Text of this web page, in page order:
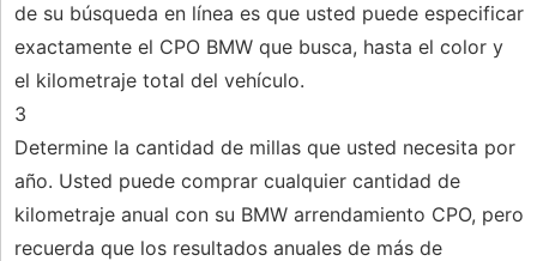
de su búsqueda en línea es que usted puede especificar
exactamente el CPO BMW que busca, hasta el color y
el kilometraje total del vehículo.
3
Determine la cantidad de millas que usted necesita por
año. Usted puede comprar cualquier cantidad de
kilometraje anual con su BMW arrendamiento CPO, pero
recuerda que los resultados anuales de más de